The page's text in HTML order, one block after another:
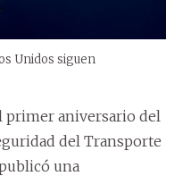
Unidos siguen
primer aniversario del
del Transporte
una